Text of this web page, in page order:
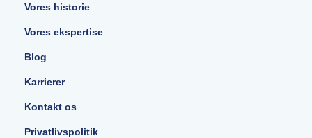
Vores historie
Vores ekspertise
Blog
Karrierer
Kontakt os
Privatlivspolitik